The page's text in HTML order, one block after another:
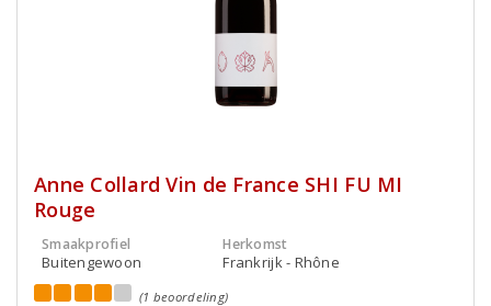
Anne Collard Vin de France SHI FU MI
Rouge
Smaakprofiel
Buitengewoon
Herkomst
Frankrijk - Rhône
(1 beoordeling)